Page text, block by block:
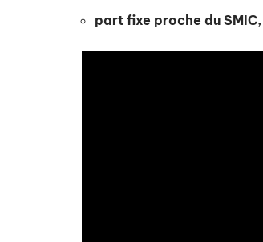
part fixe proche du